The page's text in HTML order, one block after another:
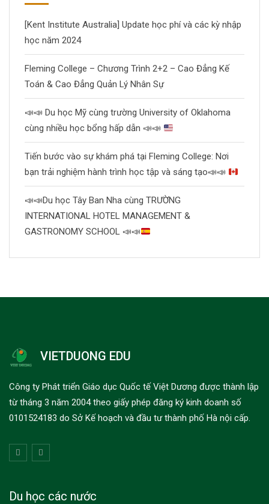
[Kent Institute Australia] Update học phí và các kỳ nhập
học năm 2024
Fleming College – Chương Trình 2+2 – Cao Đẳng Kế
Toán & Cao Đẳng Quản Lý Nhân Sự
📣📣 Du học Mỹ cùng trường University of Oklahoma
cùng nhiều học bổng hấp dẫn 📣📣
Tiến bước vào sự khám phá tại Fleming College: Nơi
bạn trải nghiệm hành trình học tập và sáng tạo📣📣
📣📣Du học Tây Ban Nha cùng TRƯỜNG
INTERNATIONAL HOTEL MANAGEMENT &
GASTRONOMY SCHOOL 📣📣
VIETDUONG EDU
Công ty Phát triển Giáo dục Quốc tế Việt Dương được thành lập
từ tháng 3 năm 2004 theo giấy phép đăng ký kinh doanh số
0101524183 do Sở Kế hoạch và đầu tư thành phố Hà nội cấp.
Du học các nước